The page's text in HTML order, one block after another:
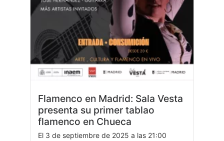
Flamenco en Madrid: Sala Vesta
presenta su primer tablao
flamenco en Chueca
El 3 de septiembre de 2025 a las 21:00